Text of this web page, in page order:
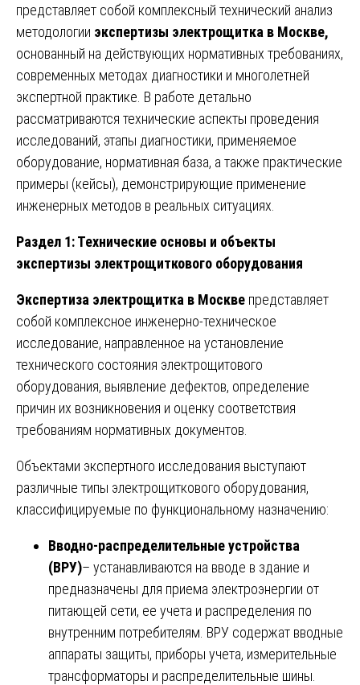
представляет собой комплексный технический анализ
методологии экспертизы электрощитка в Москве,
основанный на действующих нормативных требованиях,
современных методах диагностики и многолетней
экспертной практике. В работе детально
рассматриваются технические аспекты проведения
исследований, этапы диагностики, применяемое
оборудование, нормативная база, а также практические
примеры (кейсы), демонстрирующие применение
инженерных методов в реальных ситуациях.
Раздел 1: Технические основы и объекты
экспертизы электрощиткового оборудования
Экспертиза электрощитка в Москве представляет
собой комплексное инженерно-техническое
исследование, направленное на установление
технического состояния электрощитового
оборудования, выявление дефектов, определение
причин их возникновения и оценку соответствия
требованиям нормативных документов.
Объектами экспертного исследования выступают
различные типы электрощиткового оборудования,
классифицируемые по функциональному назначению:
Вводно-распределительные устройства
(ВРУ)– устанавливаются на вводе в здание и
предназначены для приема электроэнергии от
питающей сети, ее учета и распределения по
внутренним потребителям. ВРУ содержат вводные
аппараты защиты, приборы учета, измерительные
трансформаторы и распределительные шины.